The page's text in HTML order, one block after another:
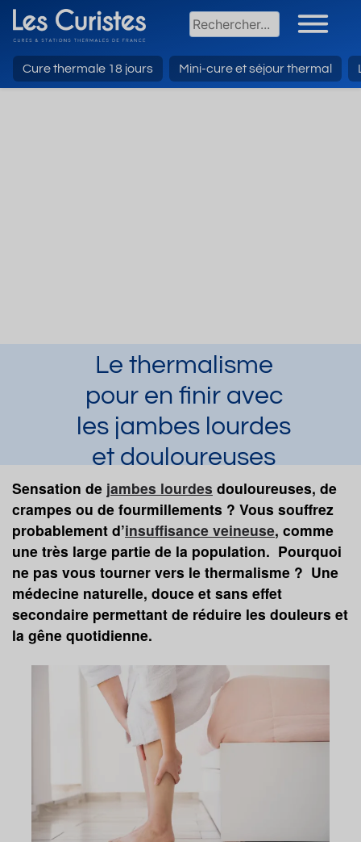
Cure thermale 18 jours Mini-cure et séjour thermal
Le thermalisme
pour en finir avec
les jambes lourdes
et douloureuses
Article publié par Laura Dupuyle 10/06/2025
Jambes lourdes
Oedèmes
Thrombose veineuse
Varices
Insuffisance veineuse
Sequelle de phlébite
Demander une documentation
Sensation de jambes lourdes douloureuses, de
crampes ou de fourmillements ? Vous souffrez
probablement d’insuffisance veineuse, comme
une très large partie de la population. Pourquoi
ne pas vous tourner vers le thermalisme ? Une
médecine naturelle, douce et sans effet
secondaire permettant de réduire les douleurs et
la gêne quotidienne.